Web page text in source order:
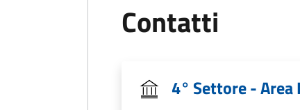
Contatti
4° Settore -